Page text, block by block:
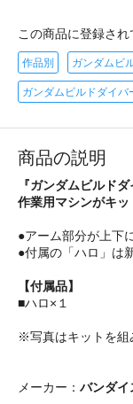
この商品に登録さ
作品別 ガンダムビ
ガンダムビルドダイバ
商品の説明
『ガンダムビルド
作業用マシンがキッ
●アーム部分が上下
●付属の「ハロ」は
【付属品】
■ハロ×１
※写真はキットを組
メーカー： バンダ